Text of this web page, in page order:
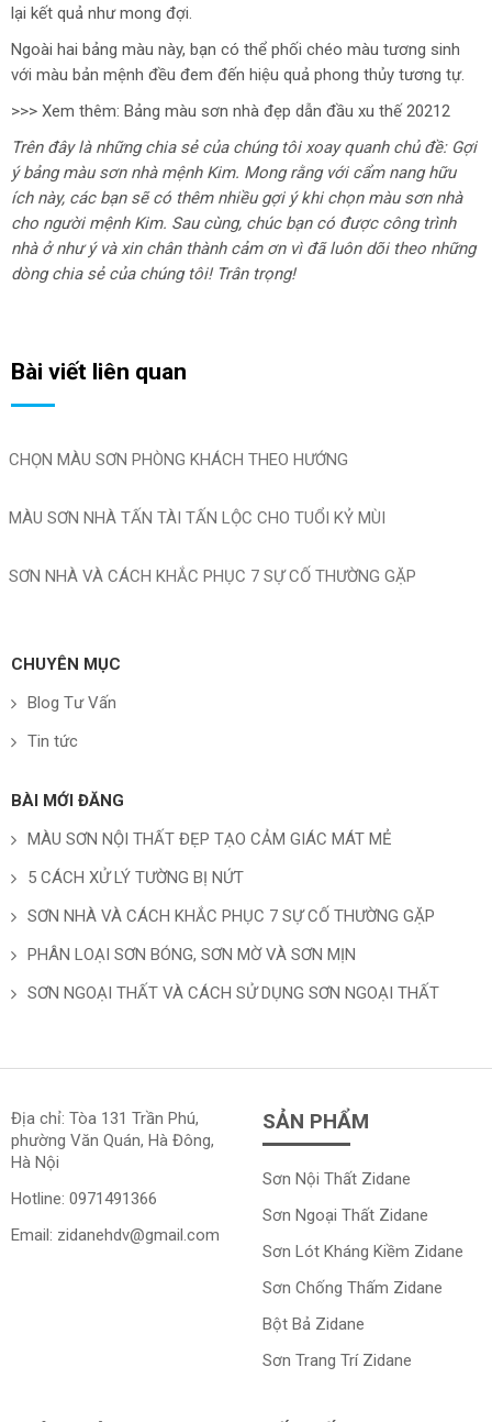
lại kết quả như mong đợi.
Ngoài hai bảng màu này, bạn có thể phối chéo màu tương sinh
với màu bản mệnh đều đem đến hiệu quả phong thủy tương tự.
>>> Xem thêm: Bảng màu sơn nhà đẹp dẫn đầu xu thế 20212
Trên đây là những chia sẻ của chúng tôi xoay quanh chủ đề: Gợi
ý bảng màu sơn nhà mệnh Kim. Mong rằng với cẩm nang hữu
ích này, các bạn sẽ có thêm nhiều gợi ý khi chọn màu sơn nhà
cho người mệnh Kim. Sau cùng, chúc bạn có được công trình
nhà ở như ý và xin chân thành cảm ơn vì đã luôn dõi theo những
dòng chia sẻ của chúng tôi! Trân trọng!
Bài viết liên quan
CHỌN MÀU SƠN PHÒNG KHÁCH THEO HƯỚNG
MÀU SƠN NHÀ TẤN TÀI TẤN LỘC CHO TUỔI KỶ MÙI
SƠN NHÀ VÀ CÁCH KHẮC PHỤC 7 SỰ CỐ THƯỜNG GẶP
CHUYÊN MỤC
Blog Tư Vấn
Tin tức
BÀI MỚI ĐĂNG
MÀU SƠN NỘI THẤT ĐẸP TẠO CẢM GIÁC MÁT MẺ
5 CÁCH XỬ LÝ TƯỜNG BỊ NỨT
SƠN NHÀ VÀ CÁCH KHẮC PHỤC 7 SỰ CỐ THƯỜNG GẶP
PHÂN LOẠI SƠN BÓNG, SƠN MỜ VÀ SƠN MỊN
SƠN NGOẠI THẤT VÀ CÁCH SỬ DỤNG SƠN NGOẠI THẤT
Địa chỉ: Tòa 131 Trần Phú,
phường Văn Quán, Hà Đông,
Hà Nội
Hotline: 0971491366
Email: zidanehdv@gmail.com
SẢN PHẨM
Sơn Nội Thất Zidane
Sơn Ngoại Thất Zidane
Sơn Lót Kháng Kiềm Zidane
Sơn Chống Thấm Zidane
Bột Bả Zidane
Sơn Trang Trí Zidane